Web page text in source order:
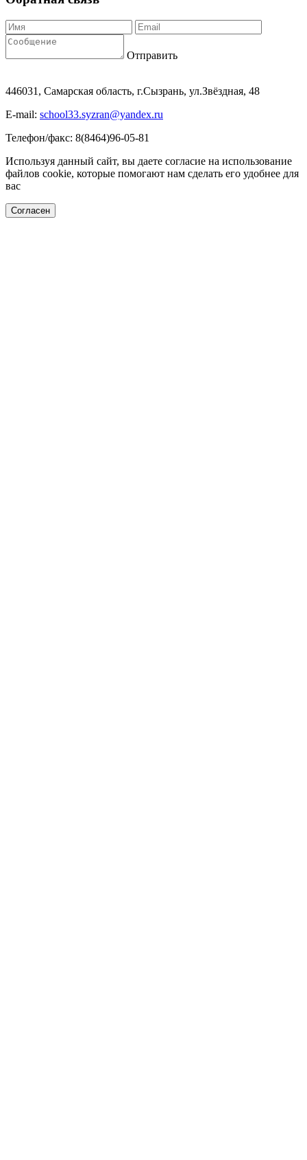
Отправить
446031, Самарская область, г.Сызрань, ул.Звёздная, 48
E-mail: school33.syzran@yandex.ru
Телефон/факс: 8(8464)96-05-81
Используя данный сайт, вы даете согласие на использование
файлов cookie, которые помогают нам сделать его удобнее для
вас
Согласен